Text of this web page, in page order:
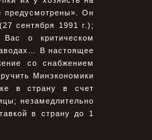
предусмотрены». Он
сентября 1991 г.);
о критическом
В настоящее
со снабжением
Минэкономики
в страну в счет
незамедлительно
в страну до 1